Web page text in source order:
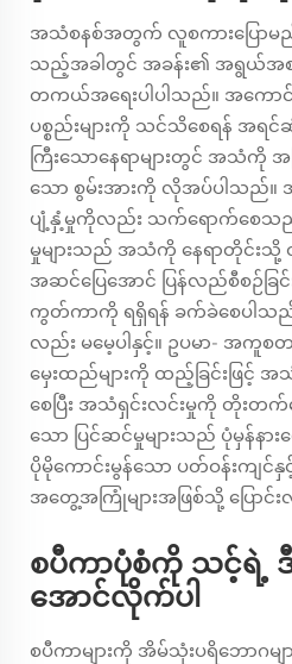
အသံစနစ်အတွက် လူစကားပြောမည့်
သည့်အခါတွင် အခန်း၏ အရွယ်အစ
တကယ်အရေးပါပါသည်။ အကေ
ပစ္စည်းများကို သင်သိစေရန် အရင်
ကြီးသောနေရာများတွင် အသံကို
သော စွမ်းအားကို လိုအပ်ပါသည်
ပျံ့နှံ့မှုကိုလည်း သက်ရောက်စေသည်
မှုများသည် အသံကို နေရာတိုင်းသို့ ထွက်
အဆင်ပြေအောင် ပြန်လည်စီစဉ်ခြ
ကွတ်ကာကို ရရှိရန် ခက်ခဲစေပါသည်
လည်း မမေ့ပါနှင့်။ ဥပမာ- အကူစ
မှေးထည်များကို ထည့်ခြင်းဖြင့် အ
စေပြီး အသံရှင်းလင်းမှုကို တိုးတက်
သော ပြင်ဆင်မှုများသည် ပုံမှန်န
ပိုမိုကောင်းမွန်သော ပတ်ဝန်းကျ
အတွေ့အကြုံများအဖြစ်သို့ ပြောင်
စပီကာပုံစံကို သင့်ရဲ့
အောင်လိုက်ပါ
စပီကာများကို အိမ်သုံးပရိဘောဂမျ